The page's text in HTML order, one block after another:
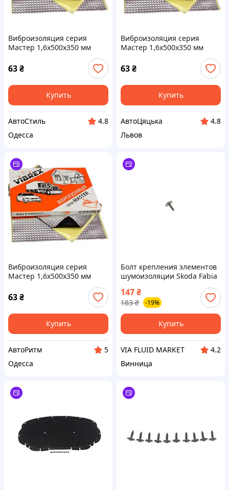
Виброизоляция серия
Мастер 1,6х500х350 мм
63₴
Купить
АвтоСтиль
4.8
Одесса
Виброизоляция серия
Мастер 1,6х500х350 мм
63₴
Купить
АвтоЦяцька
4.8
Львов
Виброизоляция серия
Мастер 1,6х500х350 мм
63₴
Купить
АвтоРитм
5
Одесса
Болт крепления элементов
шумоизоляции Skoda Fabia
147₴
183 ₴ -19%
Купить
VIA FLUID MARKET
4.2
Винница